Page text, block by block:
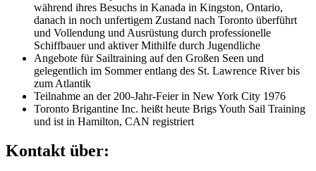
während ihres Besuchs in Kanada in Kingston, Ontario,
danach in noch unfertigem Zustand nach Toronto überführt
und Vollendung und Ausrüstung durch professionelle
Schiffbauer und aktiver Mithilfe durch Jugendliche
Angebote für Sailtraining auf den Großen Seen und
gelegentlich im Sommer entlang des St. Lawrence River bis
zum Atlantik
Teilnahme an der 200-Jahr-Feier in New York City 1976
Toronto Brigantine Inc. heißt heute Brigs Youth Sail Training
und ist in Hamilton, CAN registriert
Kontakt über: